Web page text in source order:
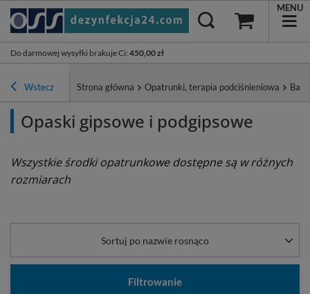
Do darmowej wysyłki brakuje Ci: 450,00 zł
MENU
Wstecz Strona główna Opatrunki, terapia podciśnieniowa
Opaski gipsowe i podgipsowe
Wszystkie środki opatrunkowe dostępne są w różnych
rozmiarach
Sortuj po nazwie rosnąco
Filtrowanie